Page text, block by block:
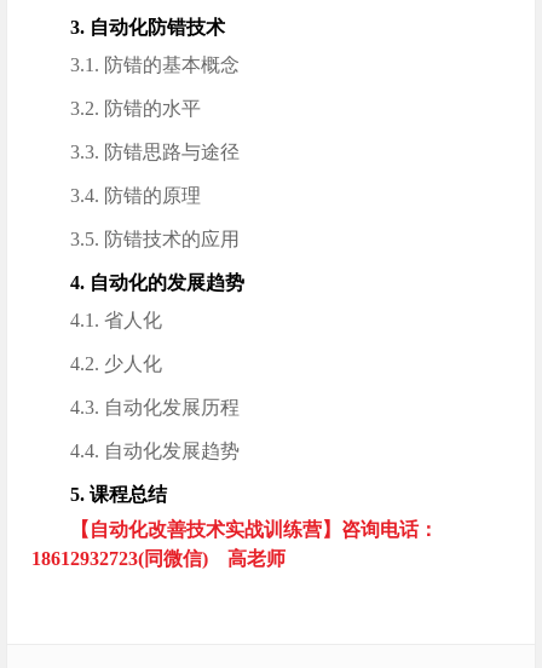
3. 自动化防错技术
3.1. 防错的基本概念
3.2. 防错的水平
3.3. 防错思路与途径
3.4. 防错的原理
3.5. 防错技术的应用
4. 自动化的发展趋势
4.1. 省人化
4.2. 少人化
4.3. 自动化发展历程
4.4. 自动化发展趋势
5. 课程总结
【自动化改善技术实战训练营】咨询电话：
18612932723(同微信) 高老师